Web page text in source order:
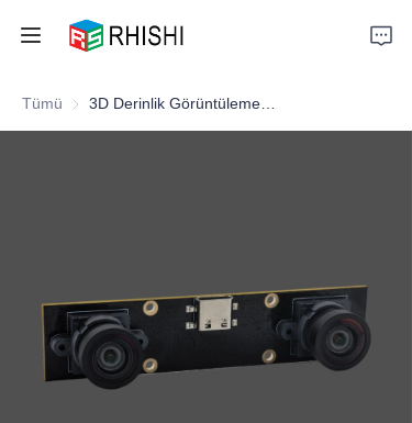
Tümü
Home
Support